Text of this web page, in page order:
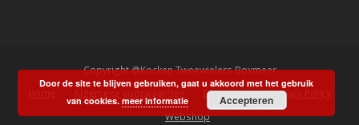
Copyright @Kocken Tweewielers Boxmeer
Algemene voorwaarden Disclaimer
Privacy Policy
Webshop
Door de site te blijven gebruiken, gaat u akkoord met het gebruik
van cookies. meer informatie Accepteren